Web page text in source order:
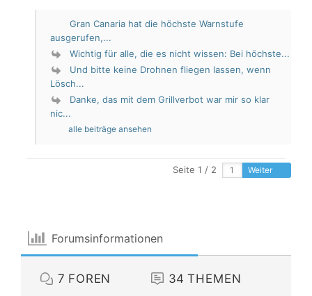
Gran Canaria hat die höchste Warnstufe
ausgerufen,...
Wichtig für alle, die es nicht wissen: Bei höchste...
Und bitte keine Drohnen fliegen lassen, wenn
Lösch...
Danke, das mit dem Grillverbot war mir so klar
nic...
alle beiträge ansehen
Seite 1 / 2 Weiter
Forumsinformationen
7 FOREN 34 THEMEN